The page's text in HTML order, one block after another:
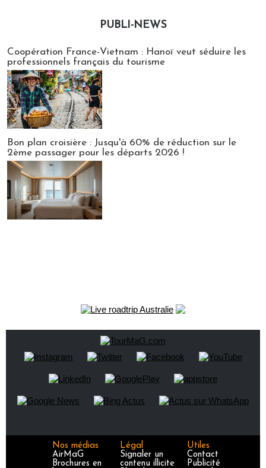
PUBLI-NEWS
Coopération France-Vietnam : Hanoï veut séduire les
professionnels français du tourisme
Bon plan croisière : Jusqu'à 60% de réduction sur le
2ème passager pour les départs 2026 !
Nos médias
AirMaG
Brochures en
Légal
Signaler un
contenu illicite
Utiles
Contact
Publicité